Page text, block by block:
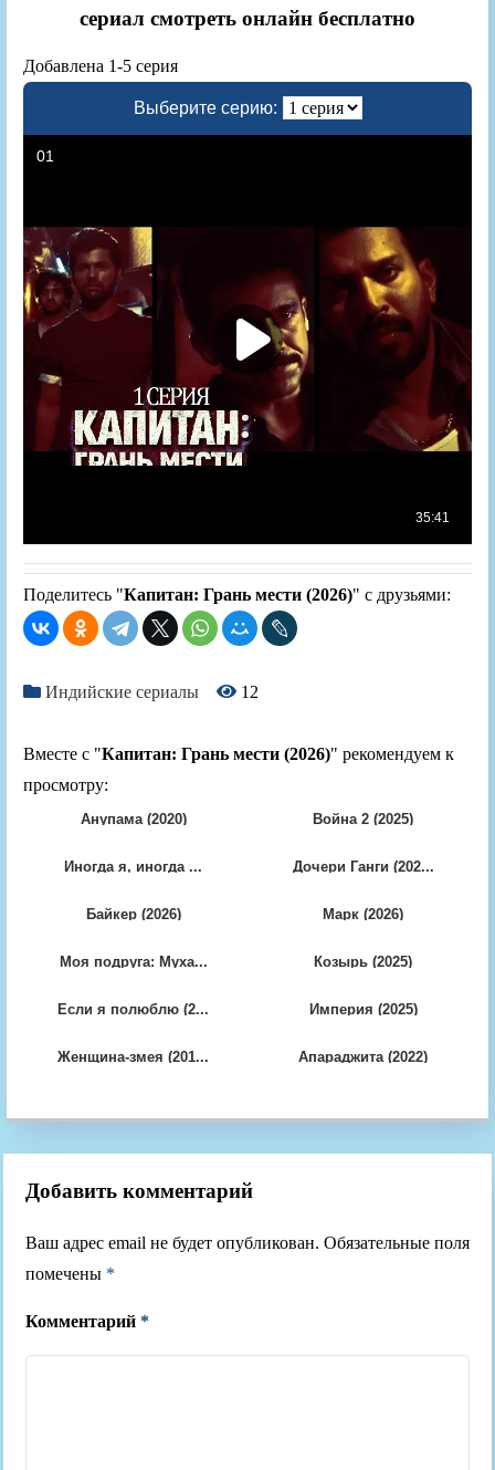
сериал смотреть онлайн бесплатно
Добавлена 1-5 серия
Выберите серию:
Поделитесь "Капитан: Грань мести (2026)" с друзьями:
Индийские сериалы 12
Вместе с "Капитан: Грань мести (2026)" рекомендуем к
просмотру:
Анупама (2020) Война 2 (2025)
Иногда я, иногда ... Дочери Ганги (202...
Байкер (2026) Марк (2026)
Моя подруга: Муха... Козырь (2025)
Если я полюблю (2... Империя (2025)
Женщина-змея (201... Апараджита (2022)
Добавить комментарий
Ваш адрес email не будет опубликован. Обязательные поля
помечены *
Комментарий *